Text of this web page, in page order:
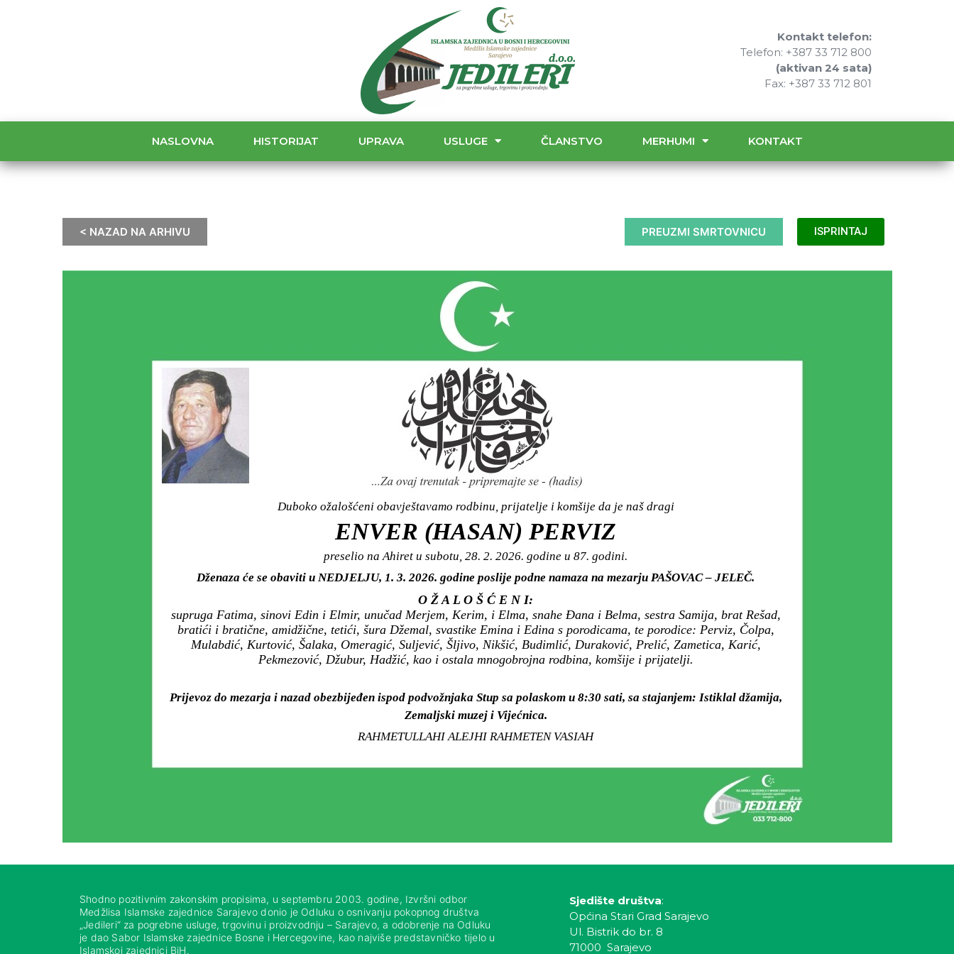
Kontakt telefon:
Telefon: +387 33 712 800
(aktivan 24 sata)
Fax: +387 33 712 801
NASLOVNA HISTORIJAT UPRAVA USLUGE ČLANSTVO MERHUMI KONTAKT
< NAZAD NA ARHIVU PREUZMI SMRTOVNICU ISPRINTAJ
Duboko ožalošćeni obavještavamo rodbinu, prijatelje i komšije da je naš dragi
ENVER (HASAN) PERVIZ
preselio na Ahiret u subotu, 28. 2. 2026. godine u 87. godini.
Dženaza će se obaviti u NEDJELJU, 1. 3. 2026. godine poslije podne namaza na mezarju PAŠOVAC – JELEČ.
O Ž A L O Š Ć E N I:
supruga Fatima, sinovi Edin i Elmir, unučad Merjem, Kerim, i Elma, snahe Đana i Belma, sestra Samija, brat Rešad,
bratići i bratične, amidžične, tetići, šura Džemal, svastike Emina i Edina s porodicama, te porodice: Perviz, Čolpa,
Mulabdić, Kurtović, Šalaka, Omeragić, Suljević, Šljivo, Nikšić, Budimlić, Duraković, Prelić, Zametica, Karić,
Pekmezović, Džubur, Hadžić, kao i ostala mnogobrojna rodbina, komšije i prijatelji.
Prijevoz do mezarja i nazad obezbijeđen ispod podvožnjaka Stup sa polaskom u 8:30 sati, sa stajanjem: Istiklal džamija,
Zemaljski muzej i Vijećnica.
RAHMETULLAHI ALEJHI RAHMETEN VASIAH
Shodno pozitivnim zakonskim propisima, u septembru 2003. godine, Izvršni odbor
Medžlisa Islamske zajednice Sarajevo donio je Odluku o osnivanju pokopnog društva
„Jedileri“ za pogrebne usluge, trgovinu i proizvodnju – Sarajevo, a odobrenje na Odluku
je dao Sabor Islamske zajednice Bosne i Hercegovine, kao najviše predstavničko tijelo u
Islamskoj zajednici BiH.
Sjedište društva:
Općina Stari Grad Sarajevo
Ul. Bistrik do br. 8
71000 Sarajevo